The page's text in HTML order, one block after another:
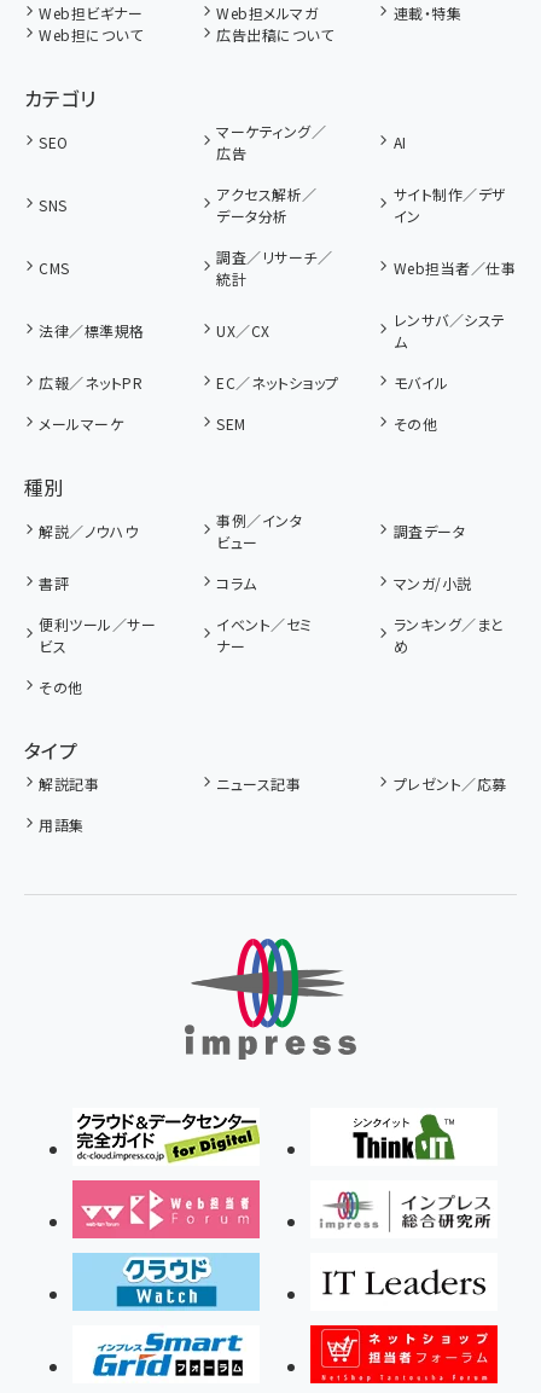
Web担ビギナー Web担メルマガ
連載・特集
Web担について
広告出稿について
カテゴリ
SEO
マーケティング／
広告
AI
SNS
アクセス解析／
データ分析
サイト制作／デザ
イン
CMS
調査／リサーチ／
統計
Web担当者／仕事
法律／標準規格 UX／CX
レンサバ／システ
ム
広報／ネットPR
EC／ネットショップ
モバイル
メールマーケ
SEM その他
種別
解説／ノウハウ
事例／インタ
ビュー
調査データ
書評 コラム
マンガ/小説
便利ツール／サー
ビス
イベント／セミ
ナー
ランキング／まと
め
その他
タイプ
解説記事 ニュース記事
プレゼント／応募
用語集